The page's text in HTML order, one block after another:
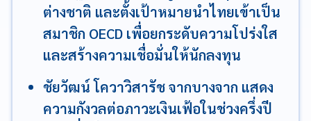
ต่างชาติ และตั้งเป้าหมายนำไทยเข้าเป็น
สมาชิก OECD เพื่อยกระดับความโปร่งใส
และสร้างความเชื่อมั่นให้นักลงทุน
ชัยวัฒน์ โควาวิสารัช จากบางจาก แสดง
ความกังวลต่อภาวะเงินเฟ้อในช่วงครึ่งปี